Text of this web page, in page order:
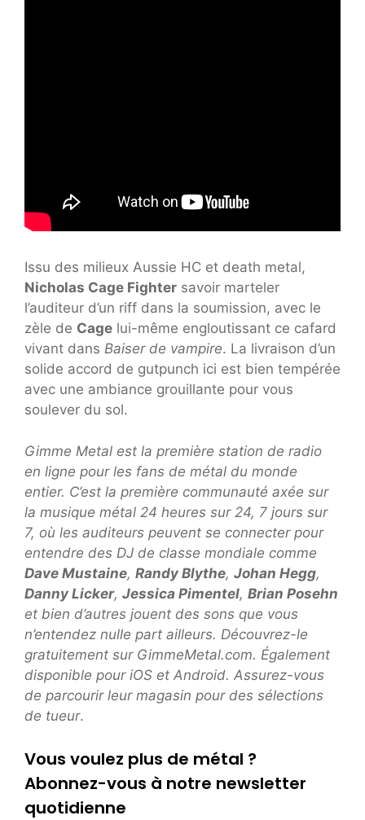
Issu des milieux Aussie HC et death metal,
Nicholas Cage Fighter savoir marteler
l’auditeur d’un riff dans la soumission, avec le
zèle de Cage lui-même engloutissant ce cafard
vivant dans Baiser de vampire. La livraison d’un
solide accord de gutpunch ici est bien tempérée
avec une ambiance grouillante pour vous
soulever du sol.
Gimme Metal est la première station de radio
en ligne pour les fans de métal du monde
entier. C’est la première communauté axée sur
la musique métal 24 heures sur 24, 7 jours sur
7, où les auditeurs peuvent se connecter pour
entendre des DJ de classe mondiale comme
Dave Mustaine, Randy Blythe, Johan Hegg,
Danny Licker, Jessica Pimentel, Brian Posehn
et bien d’autres jouent des sons que vous
n’entendez nulle part ailleurs. Découvrez-le
gratuitement sur GimmeMetal.com. Également
disponible pour iOS et Android. Assurez-vous
de parcourir leur magasin pour des sélections
de tueur.
Vous voulez plus de métal ?
Abonnez-vous à notre newsletter
quotidienne